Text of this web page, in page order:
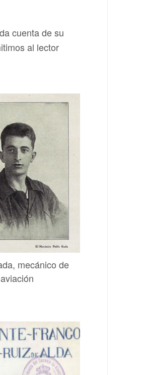
cuenta de su
al lector
mecánico de
aviación